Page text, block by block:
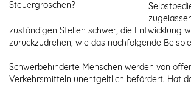
Steuergroschen?
zuständigen Stellen schwer, die Entwicklung
zurückzudrehen, wie das nachfolgende
Schwerbehinderte Menschen werden von
Verkehrsmitteln unentgeltlich befördert. Hat